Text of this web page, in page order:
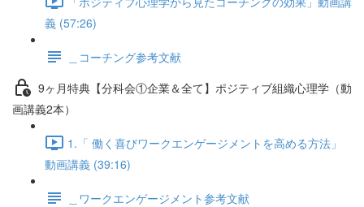
義 (57:26)
＿コーチング参考文献
9ヶ月特典【分科会①企業＆全て】ポジティブ組織心理学（動
画講義2本）
1.「 働く喜びワークエンゲージメントを高める方法」
動画講義 (39:16)
＿ワークエンゲージメント参考文献